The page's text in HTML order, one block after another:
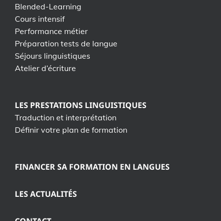
Blended-Learning
Cours intensif
Performance métier
Préparation tests de langue
Séjours linguistiques
Atelier d’écriture
LES PRESTATIONS LINGUISTIQUES
Traduction et interprétation
Définir votre plan de formation
FINANCER SA FORMATION EN LANGUES
LES ACTUALITÉS